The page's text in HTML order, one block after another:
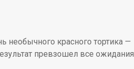
необычного красного тортика —
превзошел все ожидания